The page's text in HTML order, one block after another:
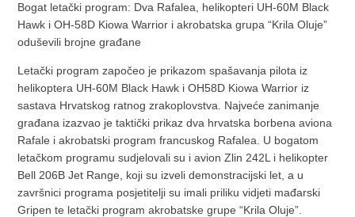
Bogat letački program: Dva Rafalea, helikopteri UH-60M Black
Hawk i OH-58D Kiowa Warrior i akrobatska grupa “Krila Oluje”
oduševili brojne građane
Letački program započeo je prikazom spašavanja pilota iz
helikoptera UH-60M Black Hawk i OH58D Kiowa Warrior iz
sastava Hrvatskog ratnog zrakoplovstva. Najveće zanimanje
građana izazvao je taktički prikaz dva hrvatska borbena aviona
Rafale i akrobatski program francuskog Rafalea. U bogatom
letačkom programu sudjelovali su i avion Zlin 242L i helikopter
Bell 206B Jet Range, koji su izveli demonstracijski let, a u
završnici programa posjetitelji su imali priliku vidjeti mađarski
Gripen te letački program akrobatske grupe “Krila Oluje”.